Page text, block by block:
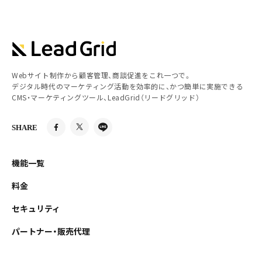
Webサイト制作から顧客管理、商談促進をこれ一つで。
デジタル時代のマーケティング活動を効率的に、かつ簡単に実施できる
CMS・マーケティングツール、LeadGrid（リードグリッド）
SHARE
機能一覧
料金
セキュリティ
パートナー・販売代理